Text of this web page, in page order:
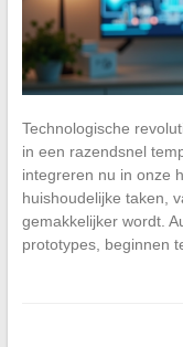
Technologische
in een razendsnel
integreren nu in onze
huishoudelijke taken,
gemakkelijker wordt.
prototypes, beginnen